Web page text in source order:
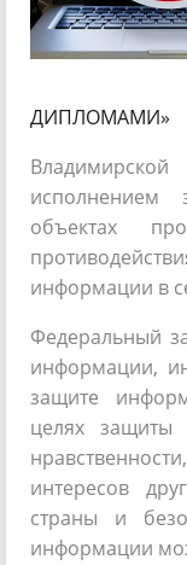
ДИПЛОМАМИ»
объектах
информации в
Федеральный
информации,
защите
целях защиты
интересов
страны и
информации